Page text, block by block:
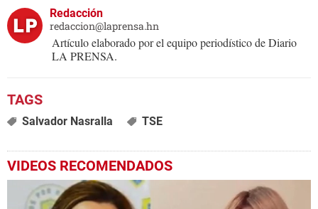
Redacción
redaccion@laprensa.hn
Artículo elaborado por el equipo periodístico de Diario
LA PRENSA.
Salvador Nasralla TSE
VIDEOS RECOMENDADOS